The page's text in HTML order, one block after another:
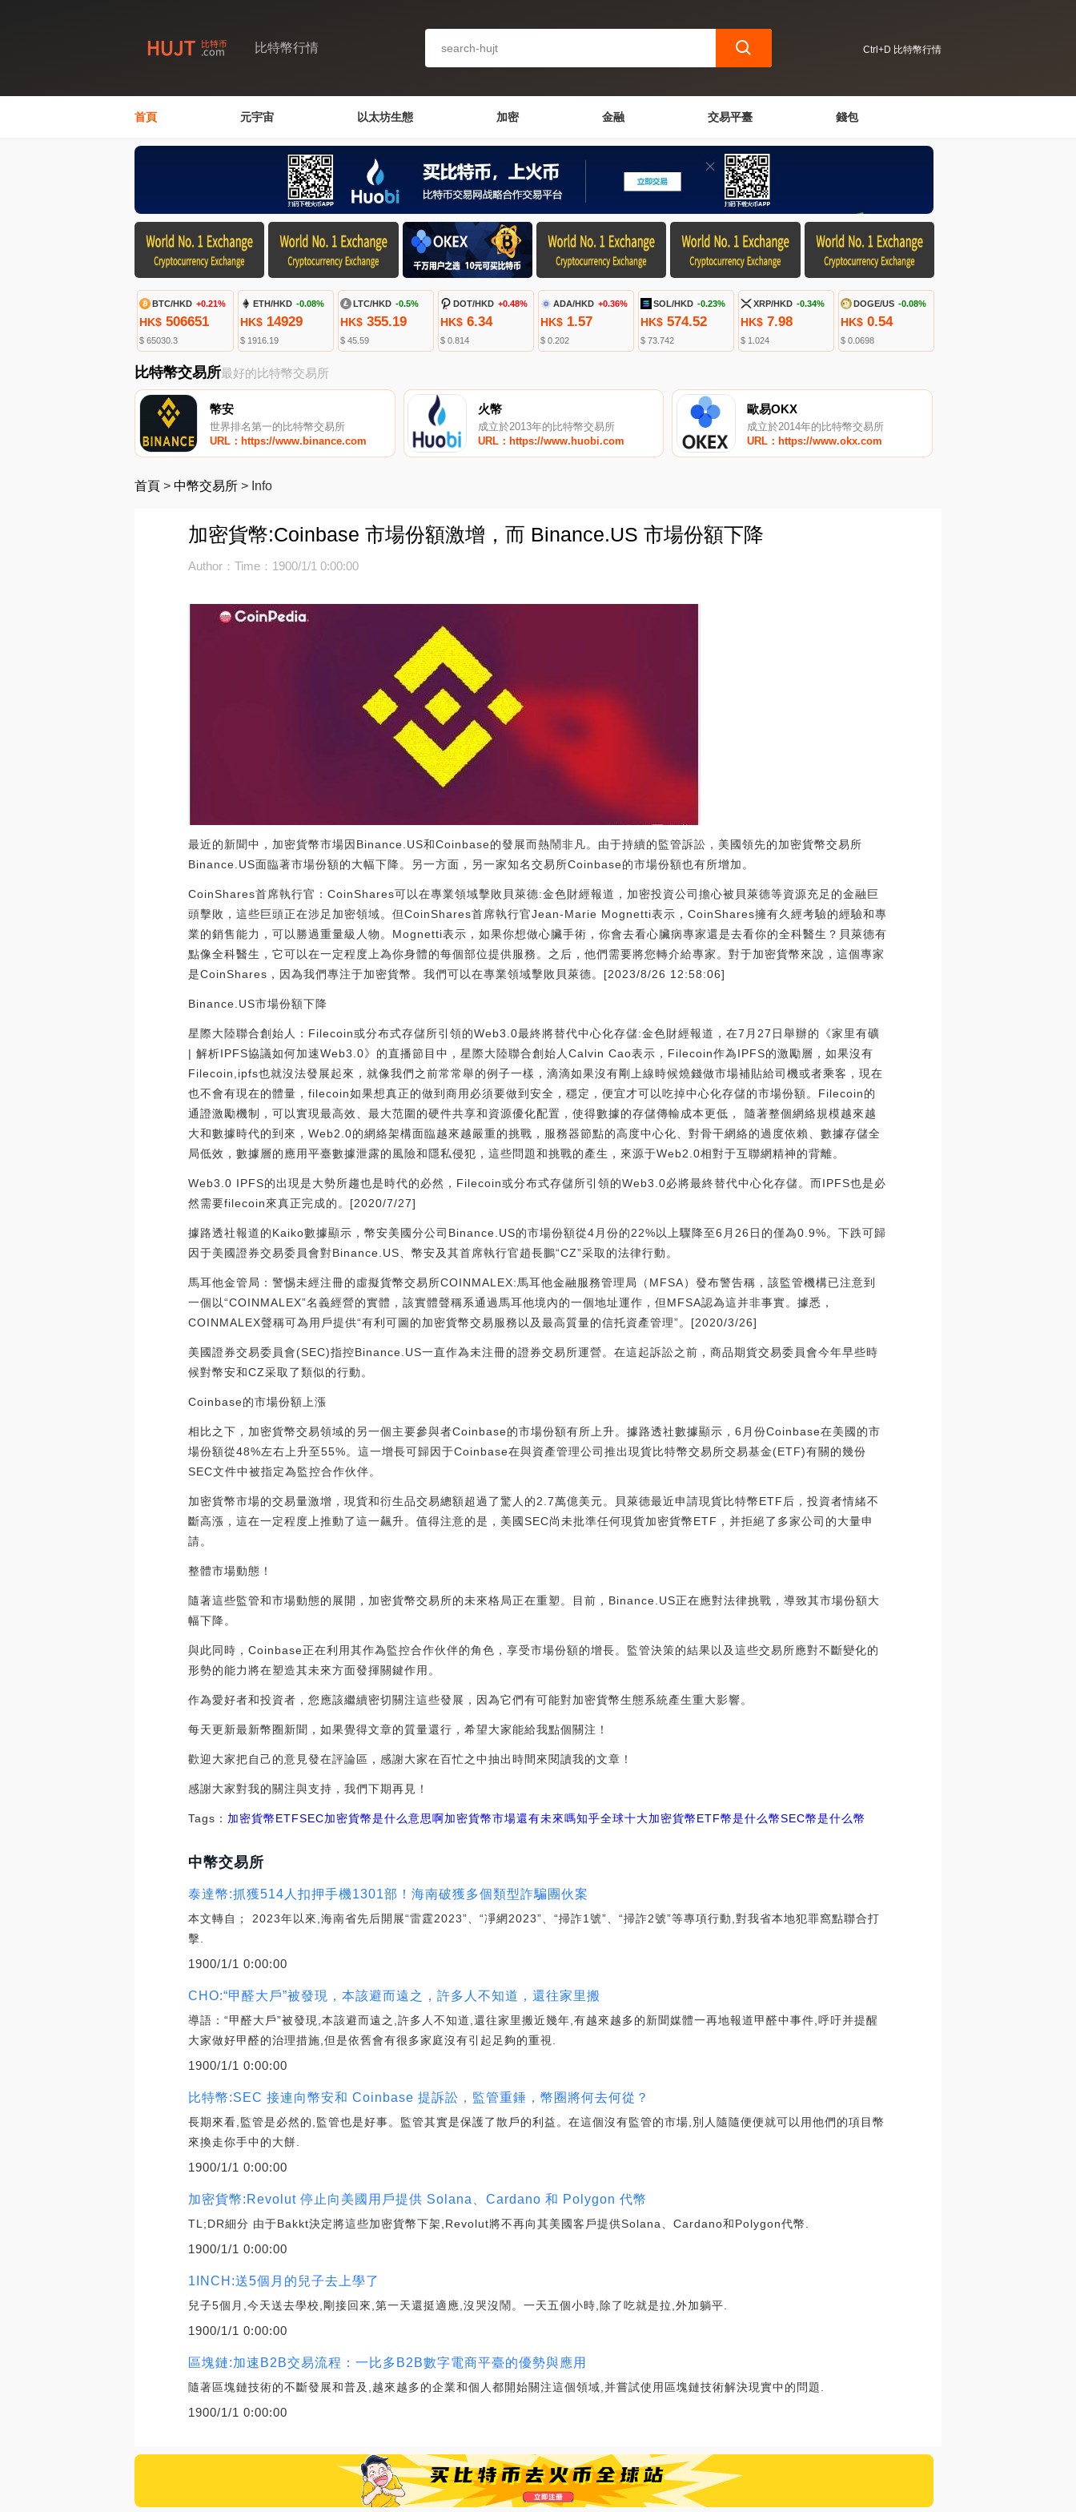
比特幣行情 Ctrl+D 比特幣行情
首頁 元宇宙 以太坊生態 加密 金融 交易平臺 錢包
BTC/HKD +0.21%
HK$ 506651
$ 65030.3
ETH/HKD -0.08%
HK$14929
$ 1916.19
LTC/HKD -0.5%
HK$355.19
$ 45.59
DOT/HKD +0.48%
HK$6.34
$ 0.814
ADA/HKD +0.36%
HK$1.57
$ 0.202
SOL/HKD -0.23%
HK$ 574.52
$ 73.742
XRP/HKD -0.34%
HK$ 7.98
$ 1.024
DOGE/US -0.08%
HK$ 0.54
$ 0.0698
比特幣交易所最好的比特幣交易所
幣安
世界排名第一的比特幣交易所
URL：https://www.binance.com
火幣
成立於2013年的比特幣交易所
URL：https://www.huobi.com
歐易OKX
成立於2014年的比特幣交易所
URL：https://www.okx.com
首頁 > 中幣交易所 > Info
加密貨幣:Coinbase 市場份額激增，而 Binance.US 市場份額下降
Author：Time：1900/1/1 0:00:00
最近的新聞中，加密貨幣市場因Binance.US和Coinbase的發展而熱鬧非凡。由于持續的監管訴訟，美國領先的加密貨幣交易所
Binance.US面臨著市場份額的大幅下降。另一方面，另一家知名交易所Coinbase的市場份額也有所增加。
CoinShares首席執行官：CoinShares可以在專業領域擊敗貝萊德:金色財經報道，加密投資公司擔心被貝萊德等資源充足的金融巨
頭擊敗，這些巨頭正在涉足加密領域。但CoinShares首席執行官Jean-Marie Mognetti表示，CoinShares擁有久經考驗的經驗和專
業的銷售能力，可以勝過重量級人物。Mognetti表示，如果你想做心臟手術，你會去看心臟病專家還是去看你的全科醫生？貝萊德有
點像全科醫生，它可以在一定程度上為你身體的每個部位提供服務。之后，他們需要將您轉介給專家。對于加密貨幣來說，這個專家
是CoinShares，因為我們專注于加密貨幣。我們可以在專業領域擊敗貝萊德。[2023/8/26 12:58:06]
Binance.US市場份額下降
星際大陸聯合創始人：Filecoin或分布式存儲所引領的Web3.0最終將替代中心化存儲:金色財經報道，在7月27日舉辦的《家里有礦
| 解析IPFS協議如何加速Web3.0》的直播節目中，星際大陸聯合創始人Calvin Cao表示，Filecoin作為IPFS的激勵層，如果沒有
Filecoin,ipfs也就沒法發展起來，就像我們之前常常舉的例子一樣，滴滴如果沒有剛上線時候燒錢做市場補貼給司機或者乘客，現在
也不會有現在的體量，filecoin如果想真正的做到商用必須要做到安全，穩定，便宜才可以吃掉中心化存儲的市場份額。Filecoin的
通證激勵機制，可以實現最高效、最大范圍的硬件共享和資源優化配置，使得數據的存儲傳輸成本更低， 隨著整個網絡規模越來越
大和數據時代的到來，Web2.0的網絡架構面臨越來越嚴重的挑戰，服務器節點的高度中心化、對骨干網絡的過度依賴、數據存儲全
局低效，數據層的應用平臺數據泄露的風險和隱私侵犯，這些問題和挑戰的產生，來源于Web2.0相對于互聯網精神的背離。
Web3.0 IPFS的出現是大勢所趨也是時代的必然，Filecoin或分布式存儲所引領的Web3.0必將最終替代中心化存儲。而IPFS也是必
然需要filecoin來真正完成的。[2020/7/27]
據路透社報道的Kaiko數據顯示，幣安美國分公司Binance.US的市場份額從4月份的22%以上驟降至6月26日的僅為0.9%。下跌可歸
因于美國證券交易委員會對Binance.US、幣安及其首席執行官趙長鵬“CZ”采取的法律行動。
馬耳他金管局：警惕未經注冊的虛擬貨幣交易所COINMALEX:馬耳他金融服務管理局（MFSA）發布警告稱，該監管機構已注意到
一個以“COINMALEX”名義經營的實體，該實體聲稱系通過馬耳他境內的一個地址運作，但MFSA認為這并非事實。據悉，
COINMALEX聲稱可為用戶提供“有利可圖的加密貨幣交易服務以及最高質量的信托資產管理”。[2020/3/26]
美國證券交易委員會(SEC)指控Binance.US一直作為未注冊的證券交易所運營。在這起訴訟之前，商品期貨交易委員會今年早些時
候對幣安和CZ采取了類似的行動。
Coinbase的市場份額上漲
相比之下，加密貨幣交易領域的另一個主要參與者Coinbase的市場份額有所上升。據路透社數據顯示，6月份Coinbase在美國的市
場份額從48%左右上升至55%。這一增長可歸因于Coinbase在與資產管理公司推出現貨比特幣交易所交易基金(ETF)有關的幾份
SEC文件中被指定為監控合作伙伴。
加密貨幣市場的交易量激增，現貨和衍生品交易總額超過了驚人的2.7萬億美元。貝萊德最近申請現貨比特幣ETF后，投資者情緒不
斷高漲，這在一定程度上推動了這一飆升。值得注意的是，美國SEC尚未批準任何現貨加密貨幣ETF，并拒絕了多家公司的大量申
請。
整體市場動態！
隨著這些監管和市場動態的展開，加密貨幣交易所的未來格局正在重塑。目前，Binance.US正在應對法律挑戰，導致其市場份額大
幅下降。
與此同時，Coinbase正在利用其作為監控合作伙伴的角色，享受市場份額的增長。監管決策的結果以及這些交易所應對不斷變化的
形勢的能力將在塑造其未來方面發揮關鍵作用。
作為愛好者和投資者，您應該繼續密切關注這些發展，因為它們有可能對加密貨幣生態系統產生重大影響。
每天更新最新幣圈新聞，如果覺得文章的質量還行，希望大家能給我點個關注！
歡迎大家把自己的意見發在評論區，感謝大家在百忙之中抽出時間來閱讀我的文章！
感謝大家對我的關注與支持，我們下期再見！
Tags： 加密貨幣ETFSEC加密貨幣是什么意思啊加密貨幣市場還有未來嗎知乎全球十大加密貨幣ETF幣是什么幣SEC幣是什么幣
中幣交易所
泰達幣:抓獲514人扣押手機1301部！海南破獲多個類型詐騙團伙案
本文轉自； 2023年以來,海南省先后開展“雷霆2023”、“凈網2023”、“掃詐1號”、“掃詐2號”等專項行動,對我省本地犯罪窩點聯合打
擊.
1900/1/1 0:00:00
CHO:“甲醛大戶”被發現，本該避而遠之，許多人不知道，還往家里搬
導語：“甲醛大戶”被發現,本該避而遠之,許多人不知道,還往家里搬近幾年,有越來越多的新聞媒體一再地報道甲醛中事件,呼吁并提醒
大家做好甲醛的治理措施,但是依舊會有很多家庭沒有引起足夠的重視.
1900/1/1 0:00:00
比特幣:SEC 接連向幣安和 Coinbase 提訴訟，監管重錘，幣圈將何去何從？
長期來看,監管是必然的,監管也是好事。監管其實是保護了散戶的利益。在這個沒有監管的市場,別人隨隨便便就可以用他們的項目幣
來換走你手中的大餅.
1900/1/1 0:00:00
加密貨幣:Revolut 停止向美國用戶提供 Solana、Cardano 和 Polygon 代幣
TL;DR細分 由于Bakkt決定將這些加密貨幣下架,Revolut將不再向其美國客戶提供Solana、Cardano和Polygon代幣.
1900/1/1 0:00:00
1INCH:送5個月的兒子去上學了
兒子5個月,今天送去學校,剛接回來,第一天還挺適應,沒哭沒鬧。一天五個小時,除了吃就是拉,外加躺平.
1900/1/1 0:00:00
區塊鏈:加速B2B交易流程：一比多B2B數字電商平臺的優勢與應用
隨著區塊鏈技術的不斷發展和普及,越來越多的企業和個人都開始關注這個領域,并嘗試使用區塊鏈技術解決現實中的問題.
1900/1/1 0:00:00